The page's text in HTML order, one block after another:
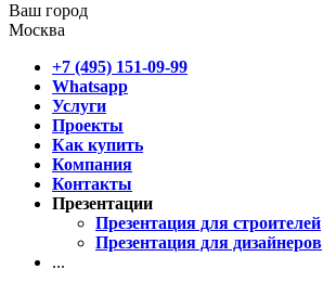
Ваш город
Москва
+7 (495) 151-09-99
Whatsapp
Услуги
Проекты
Как купить
Компания
Контакты
Презентации
Презентация для строителей
Презентация для дизайнеров
...